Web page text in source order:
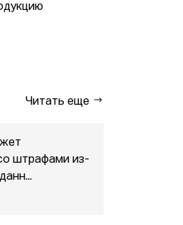
Читать еще
штрафами из-